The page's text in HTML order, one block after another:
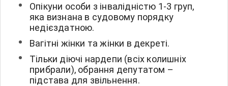
Опікуни особи з інвалідністю 1-3 груп,
яка визнана в судовому порядку
недієздатною.
Вагітні жінки та жінки в декреті.
Тільки діючі нардепи (всіх колишніх
прибрали), обрання депутатом –
підстава для звільнення.